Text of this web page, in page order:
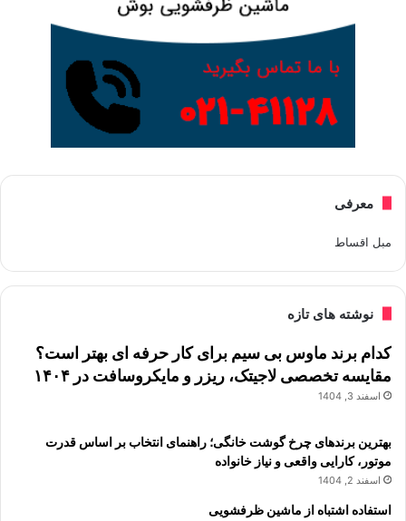
معرفی
مبل اقساط
نوشته های تازه
کدام برند ماوس بی سیم برای کار حرفه ای بهتر است؟
مقایسه تخصصی لاجیتک، ریزر و مایکروسافت در ۱۴۰۴
اسفند 3, 1404
بهترین برندهای چرخ گوشت خانگی؛ راهنمای انتخاب بر اساس قدرت
موتور، کارایی واقعی و نیاز خانواده
اسفند 2, 1404
استفاده اشتباه از ماشین ظرفشویی